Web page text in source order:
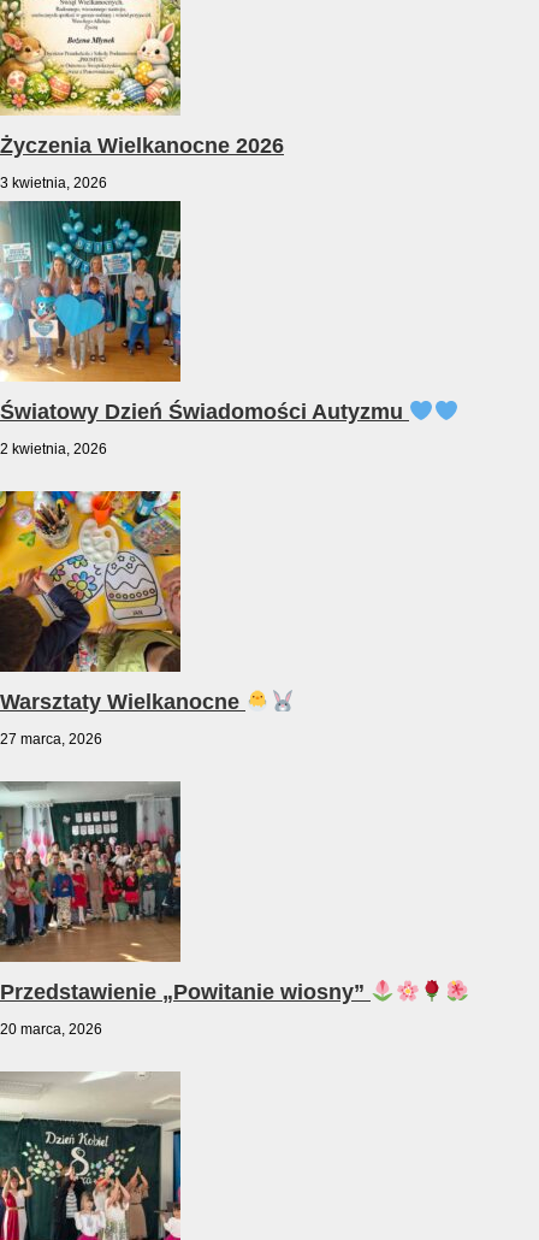
Życzenia Wielkanocne 2026
3 kwietnia, 2026
Światowy Dzień Świadomości Autyzmu
2 kwietnia, 2026
Warsztaty Wielkanocne
27 marca, 2026
Przedstawienie „Powitanie wiosny”
20 marca, 2026